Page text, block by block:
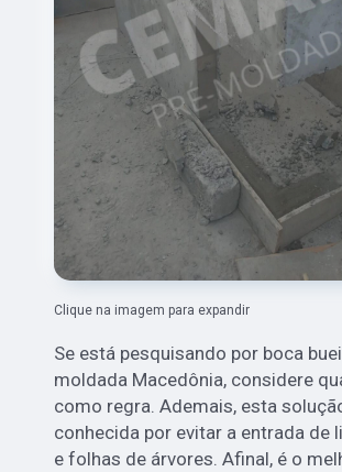
Clique na imagem para expandir
Se está pesquisando por boca
moldada Macedônia, considere
como regra. Ademais, esta
conhecida por evitar a entrada de
e folhas de árvores. Afinal, é o